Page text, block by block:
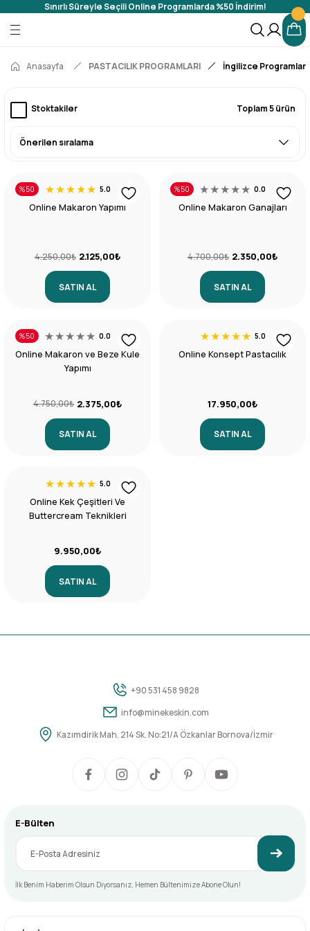
Sınırlı Süreyle Seçili Online Programlarda %50 İndirim!
Geri Dön
Geri Dön
Anasayfa PASTACILIK PROGRAMLARI İngilizce Programlar
Stoktakiler Toplam 5 ürün
%50 5.0
Online Makaron Yapımı
4.250,00₺ 2.125,00₺
SATIN AL
%50 0.0
Online Makaron Ganajları
4.700,00₺ 2.350,00₺
SATIN AL
%50 0.0
Online Makaron ve Beze Kule
Yapımı
4.750,00₺ 2.375,00₺
SATIN AL
5.0
Online Konsept Pastacılık
17.950,00₺
SATIN AL
5.0
Online Kek Çeşitleri Ve
Buttercream Teknikleri
9.950,00₺
SATIN AL
+90 531 458 9828
info@minekeskin.com
Kazımdirik Mah. 214 Sk. No:21/A Özkanlar Bornova/İzmir
E-Bülten
İlk Benim Haberim Olsun Diyorsanız, Hemen Bültenimize Abone Olun!